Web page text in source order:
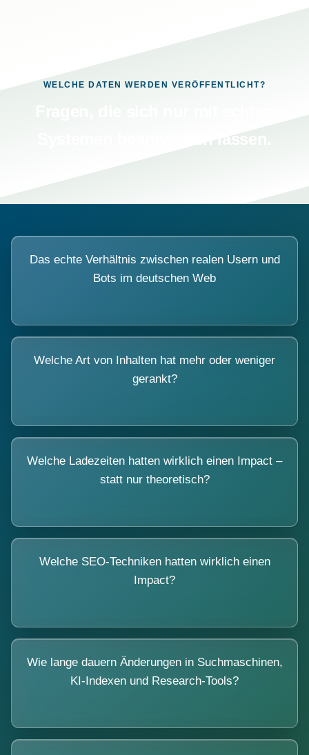
WELCHE DATEN WERDEN VERÖFFENTLICHT?
Das echte Verhältnis zwischen realen Usern und
Bots im deutschen Web
Welche Art von Inhalten hat mehr oder weniger
gerankt?
Welche Ladezeiten hatten wirklich einen Impact –
statt nur theoretisch?
Welche SEO-Techniken hatten wirklich einen
Impact?
Wie lange dauern Änderungen in Suchmaschinen,
KI-Indexen und Research-Tools?